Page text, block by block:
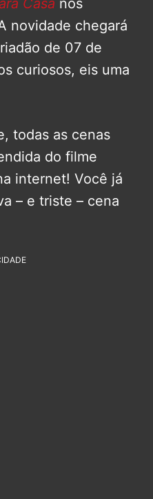
Casa nos
novidade chegará
de 07 de
curiosos, eis uma
todas as cenas
do filme
internet! Você já
– e triste – cena